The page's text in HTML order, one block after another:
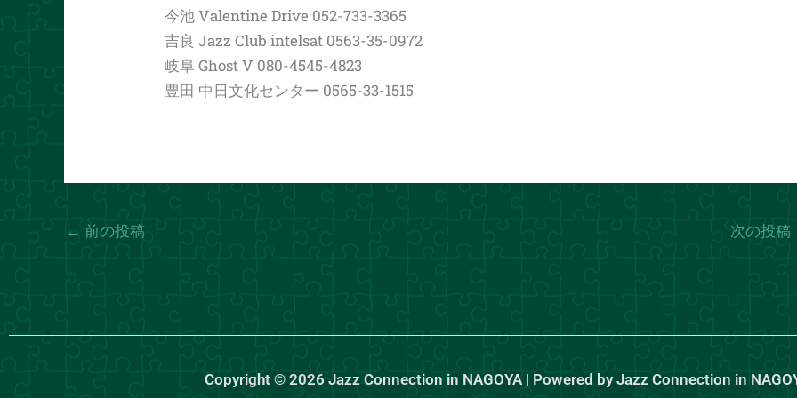
今池 Valentine Drive 052-733-3365
吉良 Jazz Club intelsat 0563-35-0972
岐阜 Ghost V 080-4545-4823
豊田 中日文化センター 0565-33-1515
← 前の投稿 次の投稿
Copyright © 2026 Jazz Connection in NAGOYA | Powered by Jazz Connection in